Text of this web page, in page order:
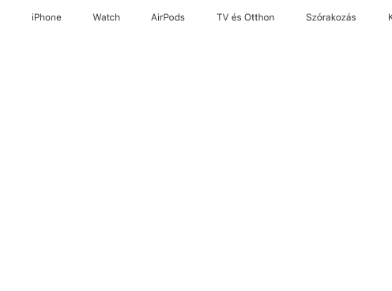
iPhone Watch AirPods TV és Otthon Szórakozás